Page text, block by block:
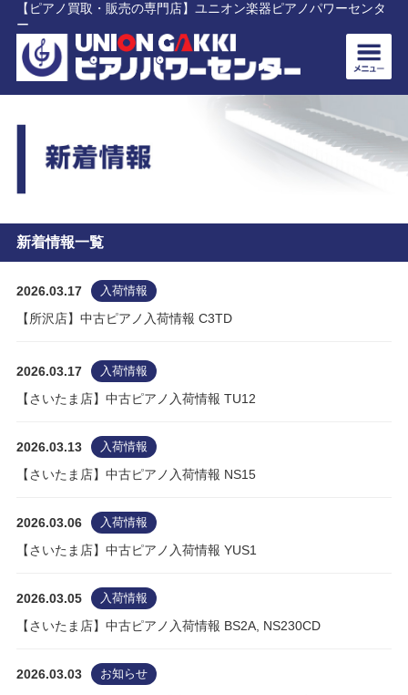
【ピアノ買取・販売の専門店】ユニオン楽器ピアノパワーセンタ
ー
新着情報一覧
2026.03.17 入荷情報
【所沢店】中古ピアノ入荷情報 C3TD
2026.03.17 入荷情報
【さいたま店】中古ピアノ入荷情報 TU12
2026.03.13 入荷情報
【さいたま店】中古ピアノ入荷情報 NS15
2026.03.06 入荷情報
【さいたま店】中古ピアノ入荷情報 YUS1
2026.03.05 入荷情報
【さいたま店】中古ピアノ入荷情報 BS2A, NS230CD
2026.03.03 お知らせ